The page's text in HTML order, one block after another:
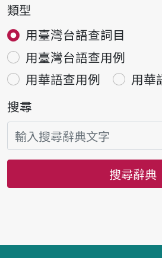
類型
用臺灣台語查詞目
用臺灣台語查用例
用華語查用例
用華
搜尋
搜尋辭典